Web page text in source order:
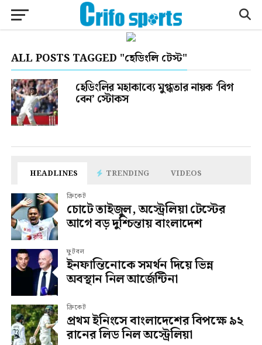
ALL POSTS TAGGED "হেডিংলি টেস্ট"
হেডিংলির মহাকাব্যে মুগ্ধতার নায়ক ‘বিগ
বেন’ স্টোকস
HEADLINES TRENDING VIDEOS
ক্রিকেট
চোটে তাইজুল, অস্ট্রেলিয়া টেস্টের
আগে বড় দুশ্চিন্তায় বাংলাদেশ
ফুটবল
ইনফান্তিনোকে সমর্থন দিয়ে ভিন্ন
অবস্থান নিল আর্জেন্টিনা
ক্রিকেট
প্রথম ইনিংসে বাংলাদেশের বিপক্ষে ৯২
রানের লিড নিল অস্ট্রেলিয়া